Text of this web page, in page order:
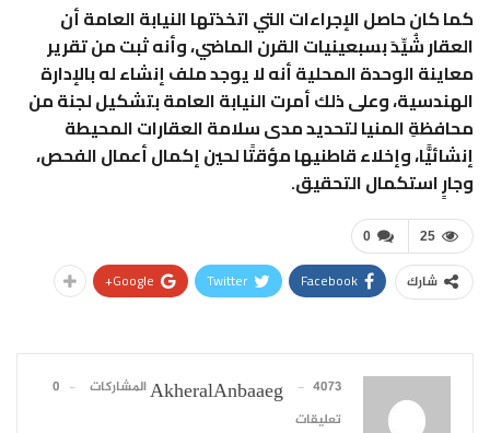
كما كان حاصل الإجراءات التي اتخذتها النيابة العامة أن
العقار شُيِّدَ بسبعينيات القرن الماضي، وأنه ثبت من تقرير
معاينة الوحدة المحلية أنه لا يوجد ملف إنشاء له بالإدارة
الهندسية، وعلى ذلك أمرت النيابة العامة بتشكيل لجنة من
محافظةِ المنيا لتحديد مدى سلامة العقارات المحيطة
إنشائيًّا، وإخلاء قاطنيها مؤقتًا لحين إكمال أعمال الفحص،
وجارٍ استكمال التحقيق.
0 25
شارك Facebook
Twitter
Google+
AkheralAnbaaeg 4073 المشاركات
0
تعليقات